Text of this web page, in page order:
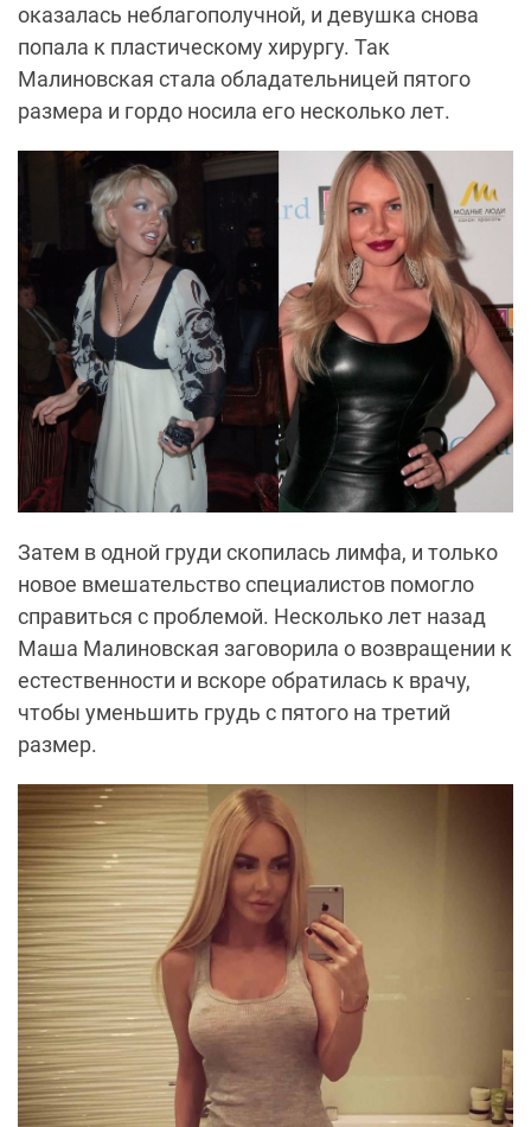
оказалась неблагополучной, и девушка снова
попала к пластическому хирургу. Так
Малиновская стала обладательницей пятого
размера и гордо носила его несколько лет.
Затем в одной груди скопилась лимфа, и только
новое вмешательство специалистов помогло
справиться с проблемой. Несколько лет назад
Маша Малиновская заговорила о возвращении к
естественности и вскоре обратилась к врачу,
чтобы уменьшить грудь с пятого на третий
размер.